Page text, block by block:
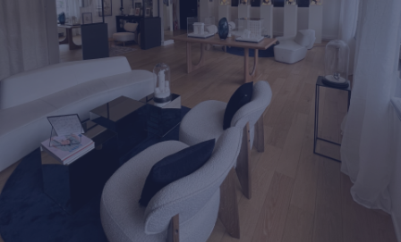
For more information about it,